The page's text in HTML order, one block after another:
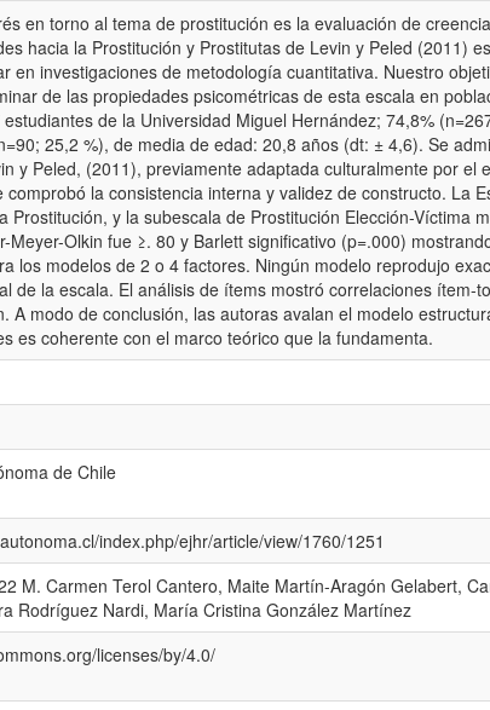
en torno al tema de prostitución es la evaluación de
hacia la Prostitución y Prostitutas de Levin y Peled (2011)
en investigaciones de metodología cuantitativa. Nuestro
de las propiedades psicométricas de esta escala en
de la Universidad Miguel Hernández; 74,8%
25,2 %), de media de edad: 20,8 años (dt: ± 4,6). Se
y Peled, (2011), previamente adaptada culturalmente por el
comprobó la consistencia interna y validez de constructo. La
Prostitución, y la subescala de Prostitución Elección-Víctima
Meyer-Olkin fue ≥. 80 y Barlett significativo (p=.000)
los modelos de 2 o 4 factores. Ningún modelo reprodujo
de la escala. El análisis de ítems mostró correlaciones ítem-
A modo de conclusión, las autoras avalan el modelo
es coherente con el marco teórico que la fundamenta.
de Chile
index.php/ejhr/article/view/1760/1251
M. Carmen Terol Cantero, Maite Martín-Aragón Gelabert,
Rodríguez Nardi, María Cristina González Martínez
licenses/by/4.0/